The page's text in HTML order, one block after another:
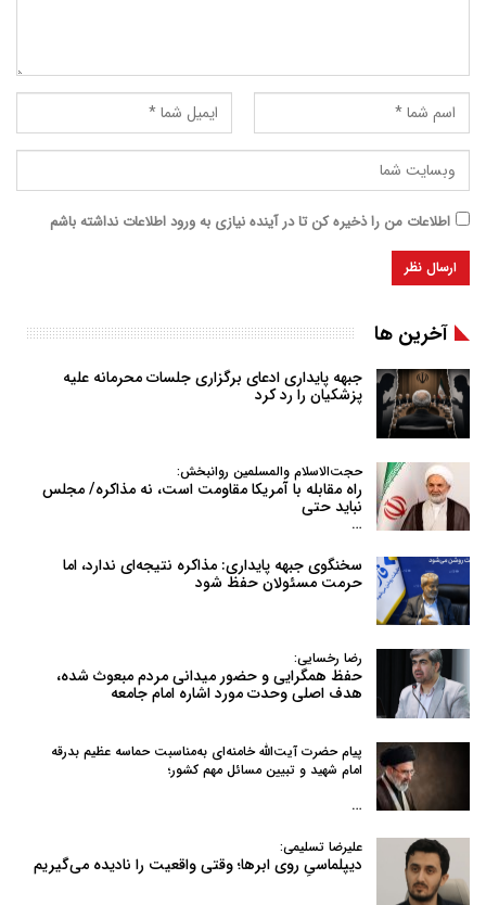
اطلاعات من را ذخیره کن تا در آینده نیازی به ورود اطلاعات نداشته باشم
آخرین ها
جبهه پایداری ادعای برگزاری جلسات محرمانه علیه
پزشکیان را رد کرد
حجت‌الاسلام والمسلمین روانبخش:
راه مقابله با آمریکا مقاومت است، نه مذاکره/ مجلس
نباید حتی
…
سخنگوی جبهه پایداری: مذاکره نتیجه‌ای ندارد، اما
حرمت مسئولان حفظ شود
رضا رخسایی:
حفظ همگرایی و حضور میدانی مردم مبعوث شده،
هدف اصلی وحدت مورد اشاره امام جامعه
پیام حضرت آیت‌الله خامنه‌ای به‌مناسبت حماسه عظیم بدرقه
امام شهید و تبیین مسائل مهم کشور؛
…
علیرضا تسلیمی:
دیپلماسیِ روی ابرها؛ وقتی واقعیت را نادیده می‌گیریم